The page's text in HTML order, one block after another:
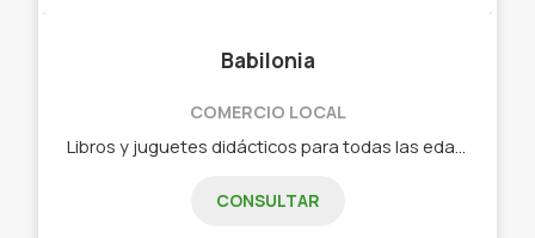
Babilonia
COMERCIO LOCAL
CONSULTAR